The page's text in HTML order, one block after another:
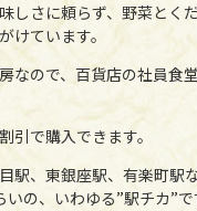
しさに頼らず、野菜とく
けています。
なので、百貨店の社員食
引で購入できます。
駅、東銀座駅、有楽町駅
の、いわゆる”駅チカ”で